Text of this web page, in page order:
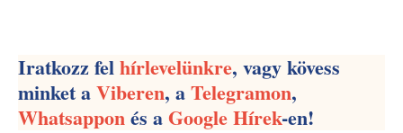
Iratkozz felhírlevelünkre, vagy kövess
minket aViberen, aTelegramon,
Whatsapponés aGoogle Hírek-en!